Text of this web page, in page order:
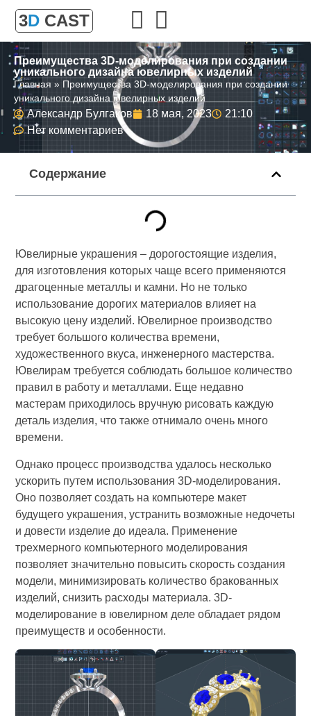
3D CAST
Преимущества 3D-моделирования при создании
уникального дизайна ювелирных изделий
Главная » Преимущества 3D-моделирования при создании
уникального дизайна ювелирных изделий
Александр Булгаков 18 мая, 2023
21:10
Нет комментариев
Содержание
Ювелирные украшения – дорогостоящие изделия,
для изготовления которых чаще всего применяются
драгоценные металлы и камни. Но не только
использование дорогих материалов влияет на
высокую цену изделий. Ювелирное производство
требует большого количества времени,
художественного вкуса, инженерного мастерства.
Ювелирам требуется соблюдать большое количество
правил в работу и металлами. Еще недавно
мастерам приходилось вручную рисовать каждую
деталь изделия, что также отнимало очень много
времени.
Однако процесс производства удалось несколько
ускорить путем использования 3D-моделирования.
Оно позволяет создать на компьютере макет
будущего украшения, устранить возможные недочеты
и довести изделие до идеала. Применение
трехмерного компьютерного моделирования
позволяет значительно повысить скорость создания
модели, минимизировать количество бракованных
изделий, снизить расходы материала. 3D-
моделирование в ювелирном деле обладает рядом
преимуществ и особенности.